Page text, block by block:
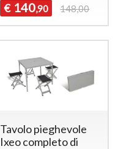
€ 140,90 148,00
Tavolo pieghevole
Ixeo completo di